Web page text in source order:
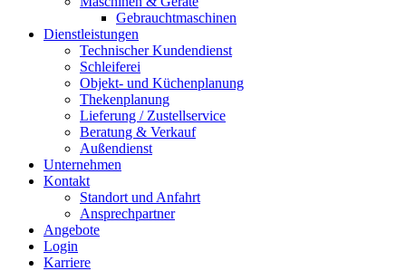
Gebrauchtmaschinen
Dienstleistungen
Technischer Kundendienst
Schleiferei
Objekt- und Küchenplanung
Thekenplanung
Lieferung / Zustellservice
Beratung & Verkauf
Außendienst
Unternehmen
Kontakt
Standort und Anfahrt
Ansprechpartner
Angebote
Login
Karriere